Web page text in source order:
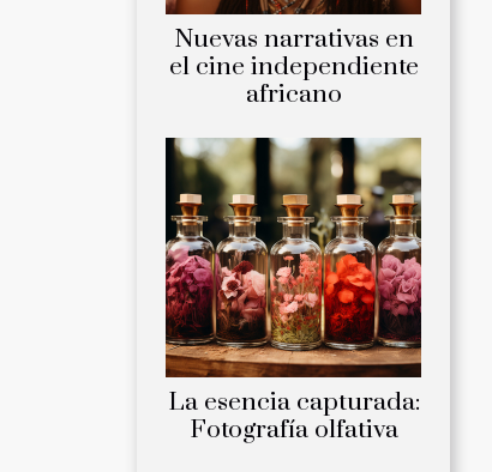
Nuevas narrativas en
el cine independiente
africano
La esencia capturada:
Fotografía olfativa